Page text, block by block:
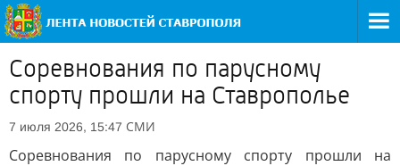
Соревнования по парусному
спорту прошли на Ставрополье
7 июля 2026, 15:47 СМИ
Соревнования по парусному спорту прошли на